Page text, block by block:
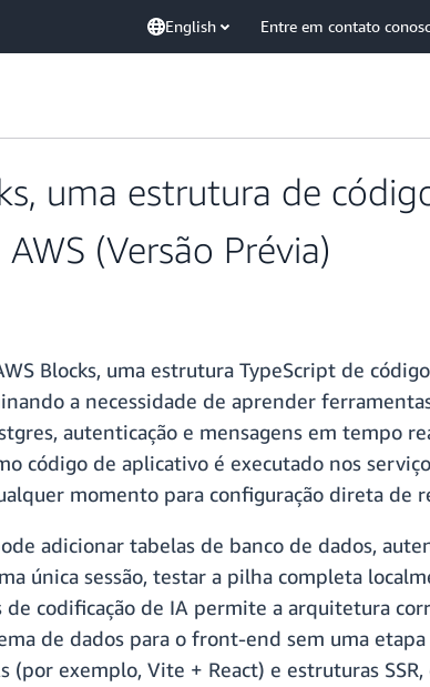
English Entre em contato
uma estrutura de
(Versão Prévia)
Blocks, uma estrutura TypeScript de
a necessidade de aprender
autenticação e mensagens em tempo
código de aplicativo é executado nos
momento para configuração direta de
adicionar tabelas de banco de dados,
única sessão, testar a pilha completa
codificação de IA permite a arquitetura
de dados para o front-end sem uma etapa
exemplo, Vite + React) e estruturas